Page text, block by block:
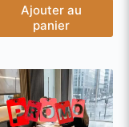
Ajouter au
panier